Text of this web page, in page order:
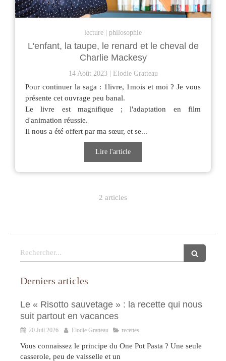
lecture philosophie
L'enfant, la taupe, le renard et le cheval de
Charlie Mackesy
14 Août 2023 Elodie Gratteau
Pour continuer la saga : 1livre, 1mois et moi ? Je vous
présente cet ouvrage peu banal.
Le livre est magnifique ; l'adaptation en film
d'animation réussie.
Il nous a été offert par ma sœur, et se...
Lire l'article
2 articles
Rechercher
Derniers articles
Le « Risotto sauvetage » : la recette qui nous
suit partout en vacances
20 Juil 2026 Elodie Gratteau recettes
Vous connaissez le principe du One Pot Pasta ? Une seule
casserole, peu de vaisselle et un